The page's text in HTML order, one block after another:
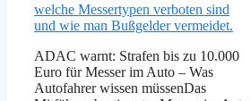
ADAC warnt: Strafen bis zu 10.000
Euro für Messer im Auto – Was
Autofahrer wissen müssenDas